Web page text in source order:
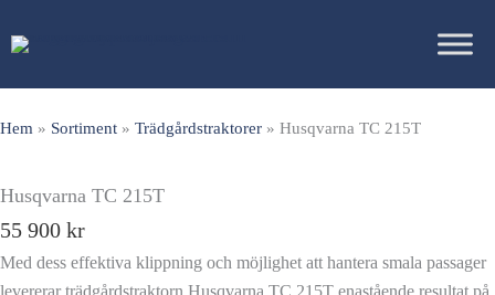
till
Hem » Sortiment » Trädgårdstraktorer » Husqvarna TC 215T
Husqvarna TC 215T
55 900 kr
Med dess effektiva klippning och möjlighet att hantera smala passager
levererar trädgårdstraktorn Husqvarna TC 215T enastående resultat på